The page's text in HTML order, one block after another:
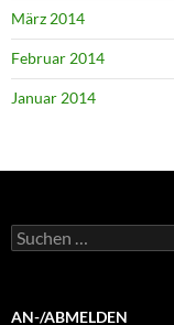
März 2014
Februar 2014
Januar 2014
Suchen
nach:
AN-/ABMELDEN